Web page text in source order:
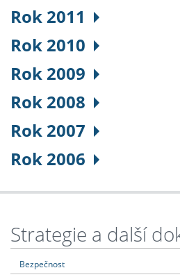
Rok 2011
Rok 2010
Rok 2009
Rok 2008
Rok 2007
Rok 2006
Strategie a další
Bezpečnost